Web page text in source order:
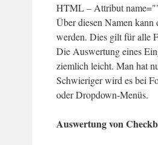
HTML – Attribut
Über diesen Namen kann
werden. Dies gilt für alle
Die Auswertung eines
ziemlich leicht. Man hat
Schwieriger wird es bei
oder Dropdown-Menüs.
Auswertung von